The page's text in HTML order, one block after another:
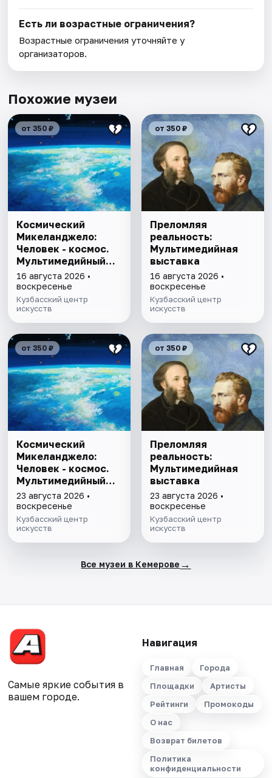
Есть ли возрастные ограничения?
Возрастные ограничения уточняйте у
организаторов.
Похожие музеи
от 350 ₽
Космический
Микеланджело:
Человек - космос.
Мультимедийный
проект
16 августа 2026 •
воскресенье
Кузбасский центр
искусств
от 350 ₽
Преломляя
реальность:
Мультимедийная
выставка
16 августа 2026 •
воскресенье
Кузбасский центр
искусств
от 350 ₽
Космический
Микеланджело:
Человек - космос.
Мультимедийный
проект
23 августа 2026 •
воскресенье
Кузбасский центр
искусств
от 350 ₽
Преломляя
реальность:
Мультимедийная
выставка
23 августа 2026 •
воскресенье
Кузбасский центр
искусств
Все музеи в Кемерове →
Самые яркие события в
вашем городе.
Навигация
Главная
Города
Площадки
Артисты
Рейтинги
Промокоды
О нас
Возврат билетов
Политика
конфиденциальности